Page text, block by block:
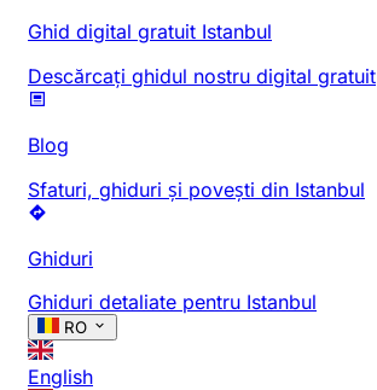
Ghid digital gratuit Istanbul
Descărcați ghidul nostru digital gratuit
Blog
Sfaturi, ghiduri și povești din Istanbul
Ghiduri
Ghiduri detaliate pentru Istanbul
RO
English